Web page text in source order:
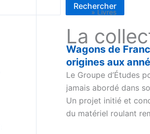
Rechercher
Accueil » Livres
La
Wagons de
origines aux
Le Groupe d’Études
jamais abordé dans
Un projet initié et
du matériel roulant